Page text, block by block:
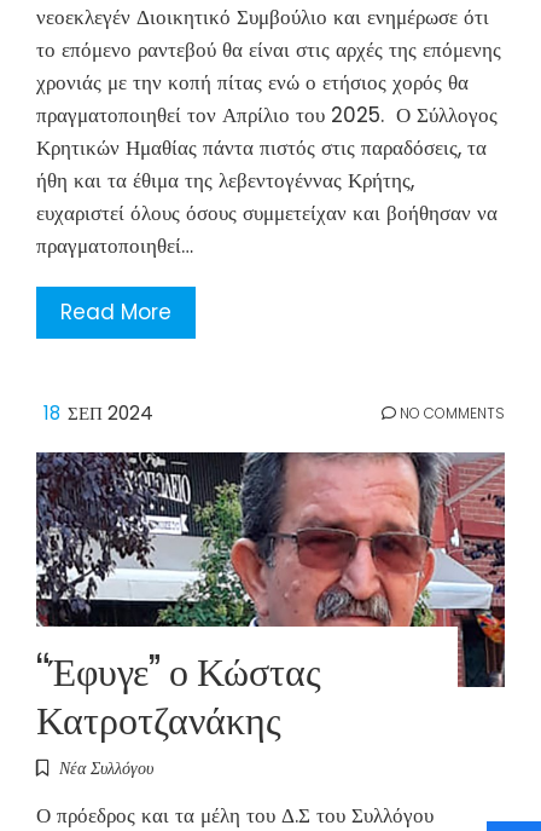
νεοεκλεγέν Διοικητικό Συμβούλιο και ενημέρωσε ότι
το επόμενο ραντεβού θα είναι στις αρχές της επόμενης
χρονιάς με την κοπή πίτας ενώ ο ετήσιος χορός θα
πραγματοποιηθεί τον Απρίλιο του 2025. Ο Σύλλογος
Κρητικών Ημαθίας πάντα πιστός στις παραδόσεις, τα
ήθη και τα έθιμα της λεβεντογέννας Κρήτης,
ευχαριστεί όλους όσους συμμετείχαν και βοήθησαν να
πραγματοποιηθεί…
Read More
18 ΣΕΠ 2024 NO COMMENTS
“Έφυγε” ο Κώστας
Κατροτζανάκης
Νέα Συλλόγου
Ο πρόεδρος και τα μέλη του Δ.Σ του Συλλόγου